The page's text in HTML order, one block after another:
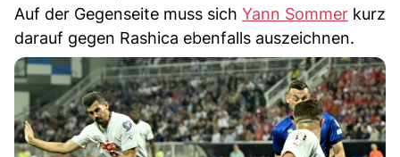
Auf der Gegenseite muss sich Yann Sommer kurz
darauf gegen Rashica ebenfalls auszeichnen.